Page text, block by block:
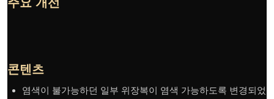
콘텐츠
염색이 불가능하던 일부 위장복이 염색 가능하도록 변경되었